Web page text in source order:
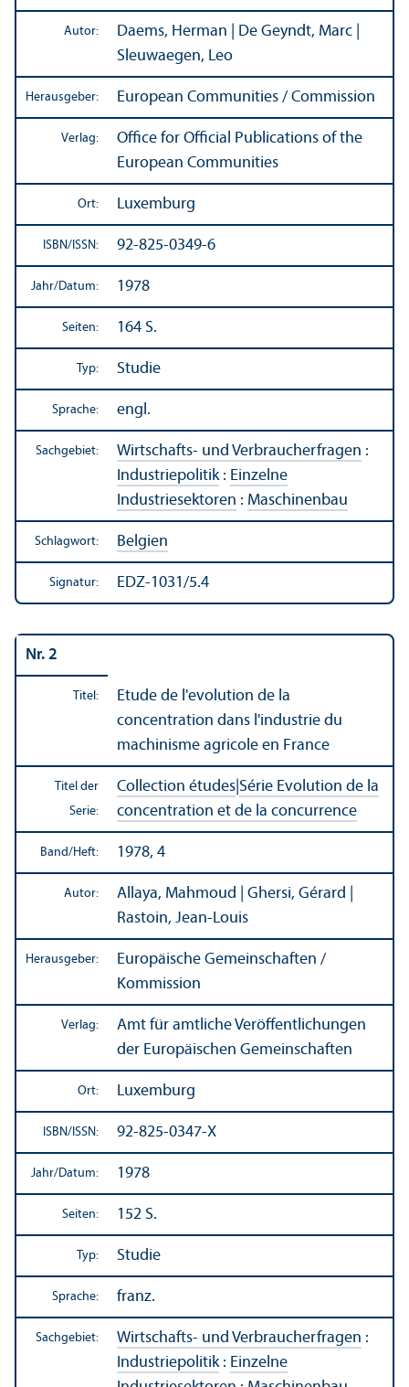
Autor:
Daems, Herman | De Geyndt, Marc |
Sleuwaegen, Leo
Herausgeber: European Communities / Commission
Verlag:
Office for Official Publications of the
European Communities
Ort: Luxemburg
ISBN/ ISSN: 92-825-0349-6
Jahr/Datum: 1978
Seiten: 164 S.
Typ: Studie
Sprache: engl.
Sachgebiet: Wirtschafts- und Verbraucherfragen :
Industriepolitik: Einzelne
Industriesektoren : Maschinenbau
Schlagwort: Belgien
Signatur: EDZ-1031/5.4
Nr. 2
Titel:
Etude de l'evolution de la
concentration dans l'industrie du
machinisme agricole en France
Titel der
Serie:
Collection études Série Evolution de la
concentration et de la concurrence
Band/Heft: 1978, 4
Autor:
Allaya, Mahmoud | Ghersi, Gérard |
Rastoin, Jean-Louis
Herausgeber:
Europäische Gemeinschaften /
Kommission
Verlag:
Amt für amtliche Veröffentlichungen
der Europäischen Gemeinschaften
Ort: Luxemburg
ISBN/ ISSN: 92-825-0347-X
Jahr/Datum: 1978
Seiten: 152 S.
Typ: Studie
Sprache: franz.
Sachgebiet: Wirtschafts- und Verbraucherfragen :
Industriepolitik: Einzelne